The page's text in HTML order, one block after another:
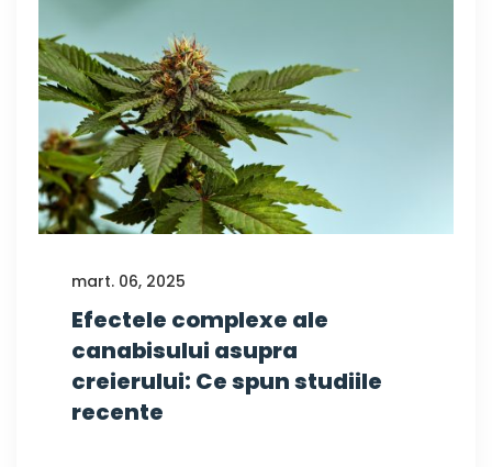
mart. 06, 2025
Efectele complexe ale
canabisului asupra
creierului: Ce spun studiile
recente